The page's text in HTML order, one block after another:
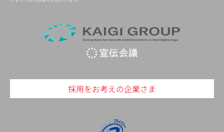
採用をお考えの企業さま